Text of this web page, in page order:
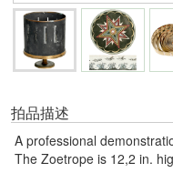
拍品描述
A professional
The Zoetrope is 12,2 in.